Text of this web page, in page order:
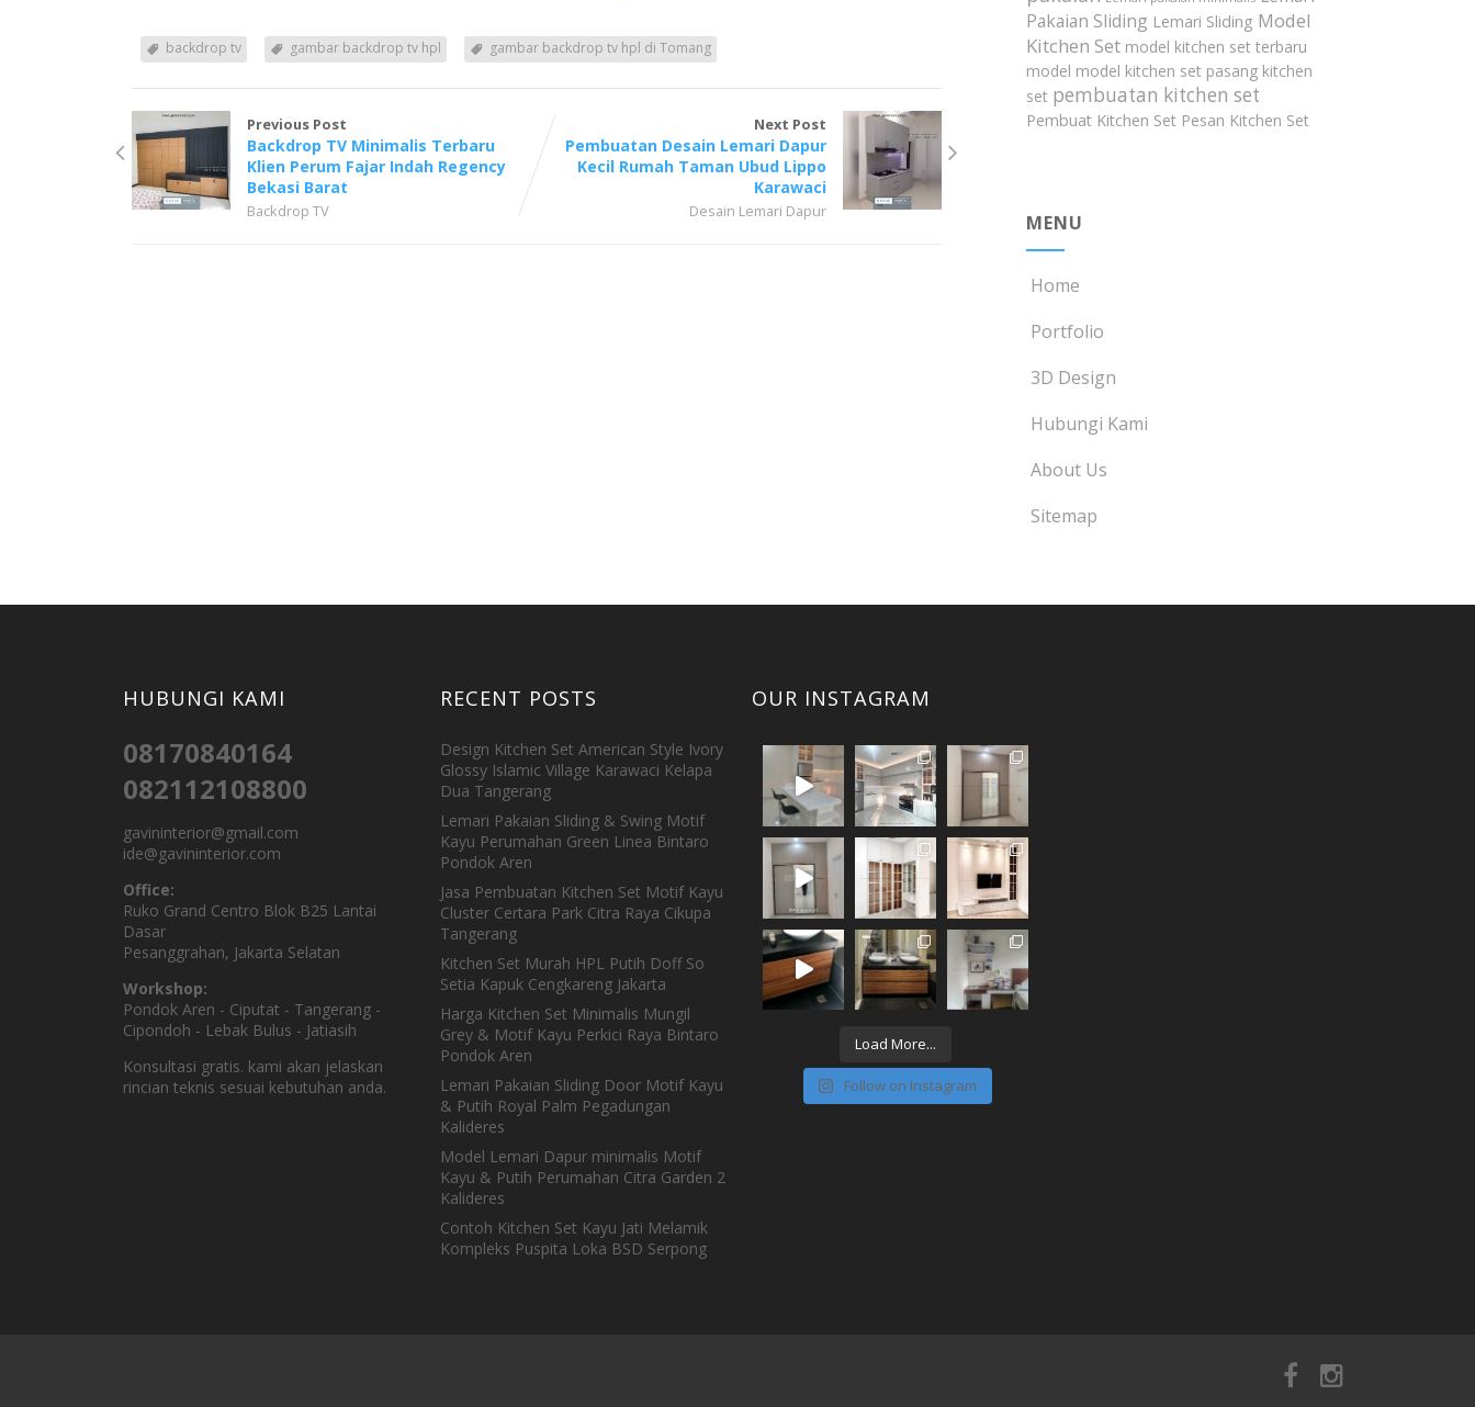
backdrop tv gambar backdrop tv hpl gambar backdrop tv hpl di Tomang
Previous Post
Backdrop TV Minimalis Terbaru
Klien Perum Fajar Indah Regency
Bekasi Barat
Backdrop TV
Next Post
Pembuatan Desain Lemari Dapur
Kecil Rumah Taman Ubud Lippo
Karawaci
Desain Lemari Dapur
Pakaian Sliding Lemari Sliding Model
Kitchen Set model kitchen set terbaru
model model kitchen set pasang kitchen
set pembuatan kitchen set
Pembuat Kitchen Set Pesan Kitchen Set
MENU
Home
Portfolio
3D Design
Hubungi Kami
About Us
Sitemap
HUBUNGI KAMI
08170840164
082112108800
gavininterior@gmail.com
ide@gavininterior.com
Office:
Ruko Grand Centro Blok B25 Lantai
Dasar
Pesanggrahan, Jakarta Selatan
Workshop:
Pondok Aren - Ciputat - Tangerang -
Cipondoh - Lebak Bulus - Jatiasih
Konsultasi gratis. kami akan jelaskan
rincian teknis sesuai kebutuhan anda.
RECENT POSTS
Design Kitchen Set American Style Ivory
Glossy Islamic Village Karawaci Kelapa
Dua Tangerang
Lemari Pakaian Sliding & Swing Motif
Kayu Perumahan Green Linea Bintaro
Pondok Aren
Jasa Pembuatan Kitchen Set Motif Kayu
Cluster Certara Park Citra Raya Cikupa
Tangerang
Kitchen Set Murah HPL Putih Doff So
Setia Kapuk Cengkareng Jakarta
Harga Kitchen Set Minimalis Mungil
Grey & Motif Kayu Perkici Raya Bintaro
Pondok Aren
Lemari Pakaian Sliding Door Motif Kayu
& Putih Royal Palm Pegadungan
Kalideres
Model Lemari Dapur minimalis Motif
Kayu & Putih Perumahan Citra Garden 2
Kalideres
Contoh Kitchen Set Kayu Jati Melamik
Kompleks Puspita Loka BSD Serpong
OUR INSTAGRAM
Load More...
Follow on Instagram